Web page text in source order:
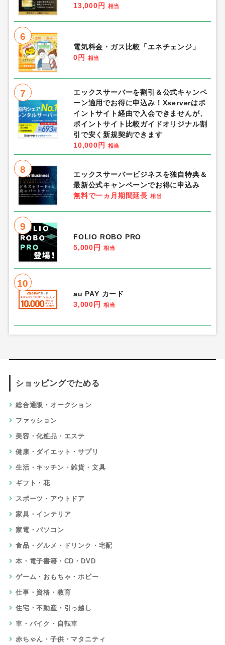
13,000円
相当
6
電気料金・ガス比較「エネチェンジ」
0円
相当
7
エックスサーバーを割引＆公式キャンペ
ーン適用でお得に申込み！Xserverはポ
イントサイト経由で入会できませんが、
ポイントサイト比較ガイドオリジナル割
引で安く新規契約できます
10,000円
相当
8
エックスサーバービジネスを独自特典＆
最新公式キャンペーンでお得に申込み
無料で一ヵ月期間延長 相当
9
FOLIO ROBO PRO
5,000円
相当
10
au PAY カード
3,000円
相当
ショッピングでためる
総合通販・オークション
ファッション
美容・化粧品・エステ
健康・ダイエット・サプリ
生活・キッチン・雑貨・文具
ギフト・花
スポーツ・アウトドア
家具・インテリア
家電・パソコン
食品・グルメ・ドリンク・宅配
本・電子書籍・CD・DVD
ゲーム・おもちゃ・ホビー
仕事・資格・教育
住宅・不動産・引っ越し
車・バイク・自転車
赤ちゃん・子供・マタニティ